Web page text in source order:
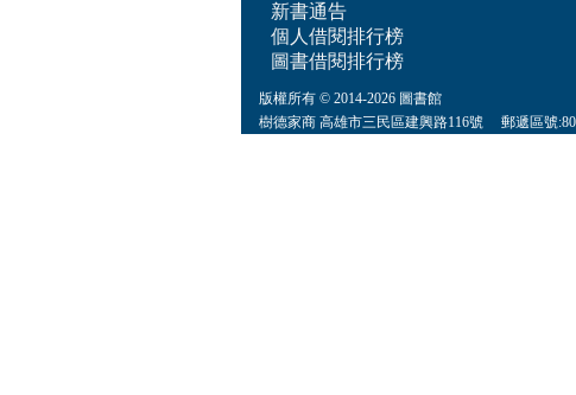
新書通告
個人借閱排行榜
圖書借閱排行榜
版權所有 © 2014-2026 圖書館
樹德家商 高雄市三民區建興路116號 郵遞區號